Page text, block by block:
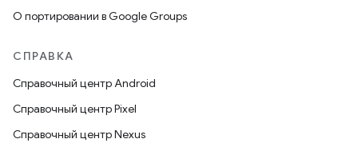
О портировании в Google Groups
СПРАВКА
Справочный центр Android
Справочный центр Pixel
Справочный центр Nexus